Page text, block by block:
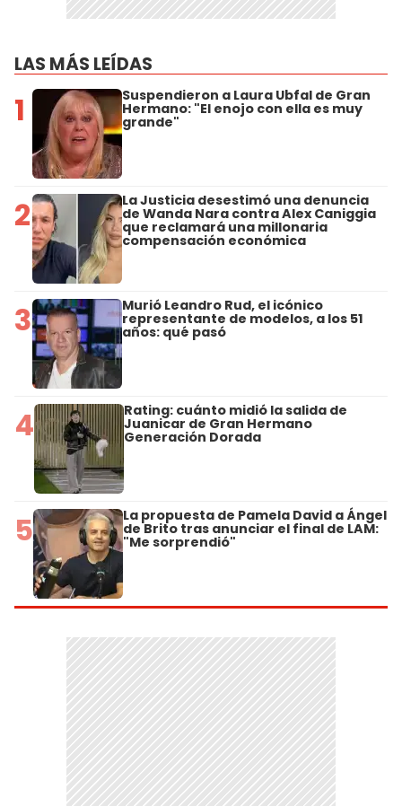
LAS MÁS LEÍDAS
1 Suspendieron a Laura Ubfal de Gran
Hermano: "El enojo con ella es muy
grande"
2 La Justicia desestimó una denuncia
de Wanda Nara contra Alex Caniggia
que reclamará una millonaria
compensación económica
3 Murió Leandro Rud, el icónico
representante de modelos, a los 51
años: qué pasó
4 Rating: cuánto midió la salida de
Juanicar de Gran Hermano
Generación Dorada
5 La propuesta de Pamela David a Ángel
de Brito tras anunciar el final de LAM:
"Me sorprendió"